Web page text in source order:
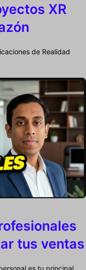
XR
de Realidad
tus ventas
es tu principal